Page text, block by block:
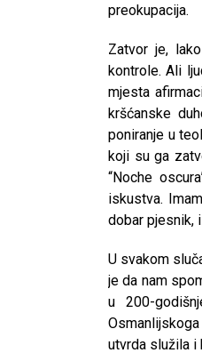
preokupacija.
Zatvor je,
kontrole. Ali
mjesta
kršćanske
poniranje u
koji su ga
“Noche
iskustva.
dobar pjesnik,
U svakom
je da nam
u 200-
utvrda služila i